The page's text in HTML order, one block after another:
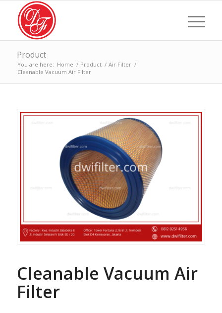
Product
You are here: Home / Product / Air Filter /
Cleanable Vacuum Air Filter
Cleanable Vacuum Air
Filter